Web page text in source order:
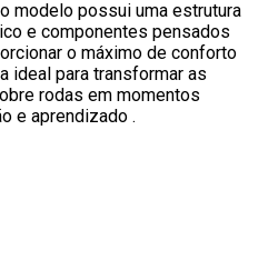
modelo possui uma estrutura
e componentes pensados
o máximo de conforto
ideal para transformar as
rodas em momentos
e aprendizado .